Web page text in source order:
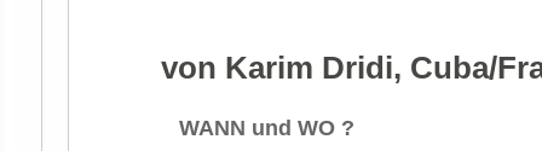
von Karim Dridi, Cuba/
WANN und WO ?